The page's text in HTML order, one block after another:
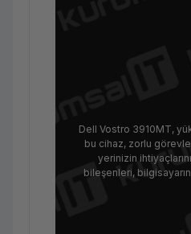
Dell Vostro 3910MT,
bu cihaz, zorlu
yerinizin
bileşenleri,